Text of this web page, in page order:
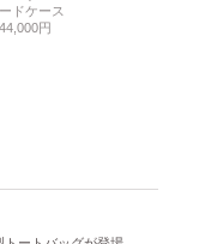
ドケース
44,000円